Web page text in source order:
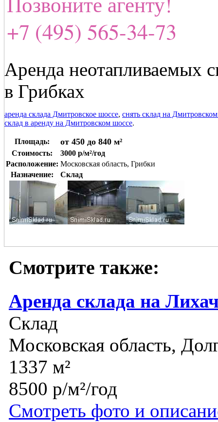
+7 (495) 565-34-73
Аренда неотапливаемых
в Грибках
аренда склада Дмитровское шоссе, снять склад на
склад в аренду на Дмитровском шоссе.
Площадь: от 450 до 840 м²
Стоимость:
3000 р/м²/год
Расположение: Московская область, Грибки
Назначение:
Склад
Смотрите также:
Аренда склада на
Склад
Московская область,
1337 м²
8500 р/м²/год
Смотреть фото и